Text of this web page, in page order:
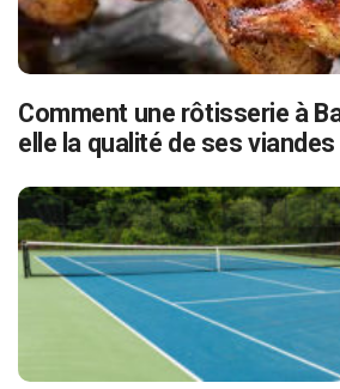
Comment une rôtisserie à
elle la qualité de ses